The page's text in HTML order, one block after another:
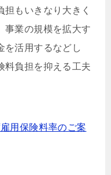
もいきなり大きく
事業の規模を拡大す
を活用するなどし
料負担を抑える工夫
用保険料率のご案